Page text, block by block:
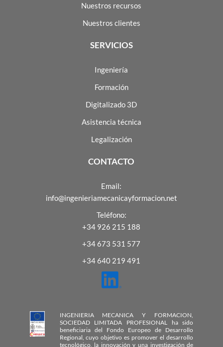
Nuestros recursos
Nuestros clientes
SERVICIOS
Ingeniería
Formación
Digitalizado 3D
Asistencia técnica
Legalización
CONTACTO
Email:
info@ingenieriamecanicayformacion.net
Teléfono:
+34 926 215 188
+34 673 531 577
+34 640 219 491
INGENIERIA MECANICA Y FORMACION,
SOCIEDAD LIMITADA PROFESIONAL ha sido
beneficiaria del Fondo Europeo de Desarrollo
Regional, cuyo objetivo es promover el desarrollo
tecnológico, la innovación y una investigación de